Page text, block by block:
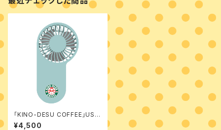
「KINO-DESU COFFEE」USB
ファン
¥4,500